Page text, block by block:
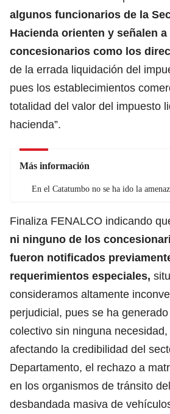
algunos funcionarios de la
Hacienda orienten y señalen a
concesionarios como los
de la errada liquidación del
pues los establecimientos
totalidad del valor del impuesto
hacienda”.
Más información
En el Catatumbo no se ha ido la
Finaliza FENALCO indicando
ni ninguno de los
fueron notificados
requerimientos especiales,
consideramos altamente
perjudicial, pues se ha
colectivo sin ninguna
afectando la credibilidad del
Departamento, el rechazo a
en los organismos de tránsito
desbandada masiva de